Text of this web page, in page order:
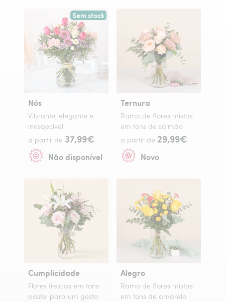
Sem stock
Nós
Vibrante, elegante e
inesqecível
a partir de 37,99€
Não disponível
Ternura
Ramo de flores mistas
em tons de salmão
a partir de 29,99€
Novo
Cumplicidade
Flores frescas em tons
pastel para um gesto
Alegro
Ramo de flores mistas
em tons de amarelo